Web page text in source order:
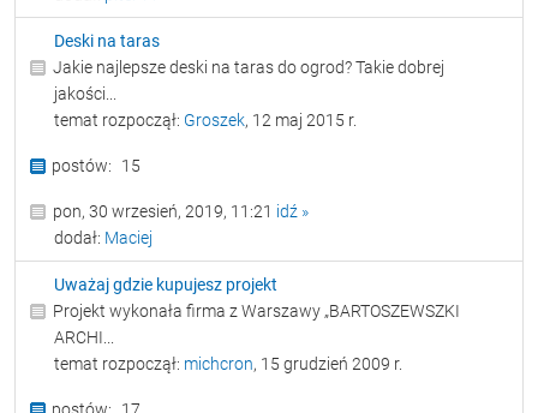
Deski na taras
Jakie najlepsze deski na taras do ogrod? Takie dobrej
jakości...
temat rozpoczął: Groszek, 12 maj 2015 r.
15
pon, 30 wrzesień, 2019, 11:21 idź »
dodał: Maciej
Uważaj gdzie kupujesz projekt
Projekt wykonała firma z Warszawy „BARTOSZEWSZKI
ARCHI...
temat rozpoczął: michcron, 15 grudzień 2009 r.